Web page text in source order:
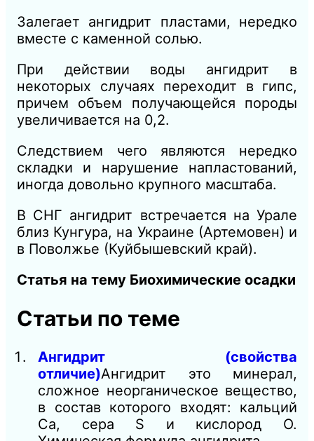
Залегает ангидрит пластами, нередко
вместе с каменной солью.
При действии воды ангидрит в
некоторых случаях переходит в гипс,
причем объем получающейся породы
увеличивается на 0,2.
Следствием чего являются нередко
складки и нарушение напластований,
иногда довольно крупного масштаба.
В СНГ ангидрит встречается на Урале
близ Кунгура, на Украине (Артемовен) и
в Поволжье (Куйбышевский край).
Статья на тему Биохимические осадки
Статьи по теме
Ангидрит (свойства
отличие)Ангидрит это минерал,
сложное неорганическое вещество,
в состав которого входят: кальций
Са, сера S и кислород О.